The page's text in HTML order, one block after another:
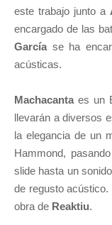
este trabajo junto a
encargado de las
García se ha
acústicas.
Machacanta es un
llevarán a diversos
la elegancia de un
Hammond,
slide hasta un
de regusto
obra de Reaktiu.